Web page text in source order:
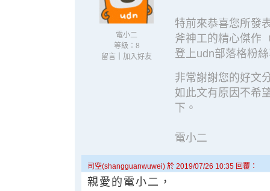
電小二
等級：8
留言
加入好友
特前來恭喜您所發
斧神工的精心傑作
登上udn部落格粉
非常謝謝您的好文
如此文有原因不希
下。
電小二
司空(shangguanwuwei) 於 2019/07/26 10:35 回覆：
親愛的電小二，